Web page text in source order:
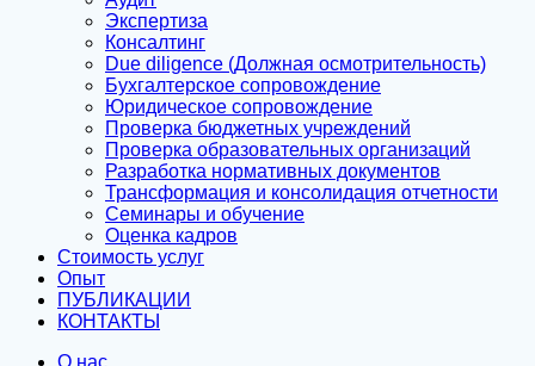
Экспертиза
Консалтинг
Due diligence (Должная осмотрительность)
Бухгалтерское сопровождение
Юридическое сопровождение
Проверка бюджетных учреждений
Проверка образовательных организаций
Разработка нормативных документов
Трансформация и консолидация отчетности
Семинары и обучение
Оценка кадров
Стоимость услуг
Опыт
ПУБЛИКАЦИИ
КОНТАКТЫ
О нас